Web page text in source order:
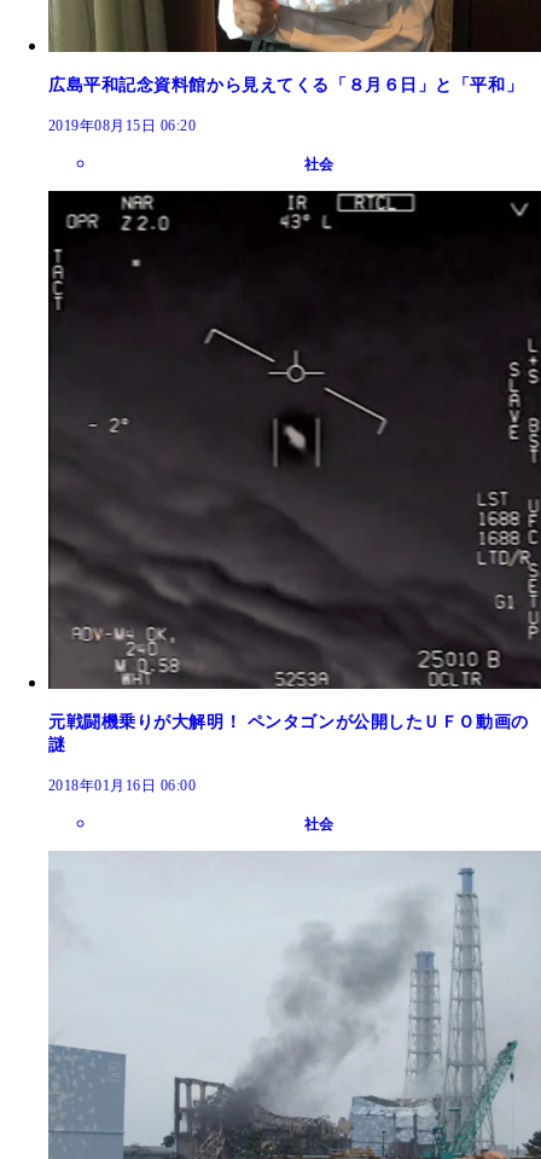
広島平和記念資料館から見えてくる「８月６日」と「平和」
2019年08月15日 06:20
社会
元戦闘機乗りが大解明！ ペンタゴンが公開したＵＦＯ動画の
謎
2018年01月16日 06:00
社会